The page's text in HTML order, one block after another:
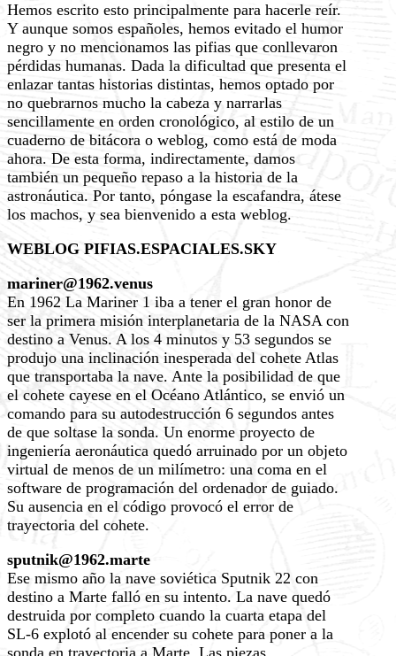
Hemos escrito esto principalmente para hacerle reír.
Y aunque somos españoles, hemos evitado el humor
negro y no mencionamos las pifias que conllevaron
pérdidas humanas. Dada la dificultad que presenta el
enlazar tantas historias distintas, hemos optado por
no quebrarnos mucho la cabeza y narrarlas
sencillamente en orden cronológico, al estilo de un
cuaderno de bitácora o weblog, como está de moda
ahora. De esta forma, indirectamente, damos
también un pequeño repaso a la historia de la
astronáutica. Por tanto, póngase la escafandra, átese
los machos, y sea bienvenido a esta weblog.
WEBLOG PIFIAS.ESPACIALES.SKY
mariner@1962.venus
En 1962 La Mariner 1 iba a tener el gran honor de
ser la primera misión interplanetaria de la NASA con
destino a Venus. A los 4 minutos y 53 segundos se
produjo una inclinación inesperada del cohete Atlas
que transportaba la nave. Ante la posibilidad de que
el cohete cayese en el Océano Atlántico, se envió un
comando para su autodestrucción 6 segundos antes
de que soltase la sonda. Un enorme proyecto de
ingeniería aeronáutica quedó arruinado por un objeto
virtual de menos de un milímetro: una coma en el
software de programación del ordenador de guiado.
Su ausencia en el código provocó el error de
trayectoria del cohete.
sputnik@1962.marte
Ese mismo año la nave soviética Sputnik 22 con
destino a Marte falló en su intento. La nave quedó
destruida por completo cuando la cuarta etapa del
SL-6 explotó al encender su cohete para poner a la
sonda en trayectoria a Marte. Las piezas